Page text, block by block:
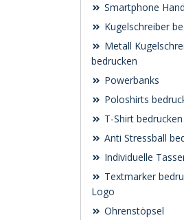
Smartphone
Kugelschreiber
Metall
bedrucken
Powerbanks
Poloshirts
T-Shirt
Anti Stressball
Individuelle
Textmarker
Logo
Ohrenstöpsel